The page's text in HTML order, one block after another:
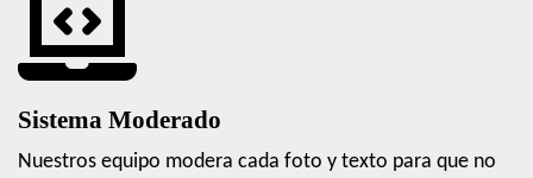
Sistema Moderado
Nuestros equipo modera cada foto y texto para que no